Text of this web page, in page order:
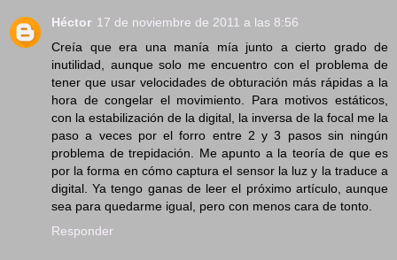
Héctor 17 de noviembre de 2011 a las 8:56
Creía que era una manía mía junto a cierto grado de
inutilidad, aunque solo me encuentro con el problema de
tener que usar velocidades de obturación más rápidas a la
hora de congelar el movimiento. Para motivos estáticos,
con la estabilización de la digital, la inversa de la focal me la
paso a veces por el forro entre 2 y 3 pasos sin ningún
problema de trepidación. Me apunto a la teoría de que es
por la forma en cómo captura el sensor la luz y la traduce a
digital. Ya tengo ganas de leer el próximo artículo, aunque
sea para quedarme igual, pero con menos cara de tonto.
Responder